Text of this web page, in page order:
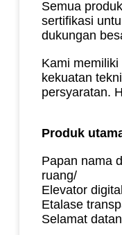
Semua
sertifikasi
dukungan
Kami
kekuatan
persyaratan.
Produk
Papan nama
ruang/
Elevator
Etalase
Selamat